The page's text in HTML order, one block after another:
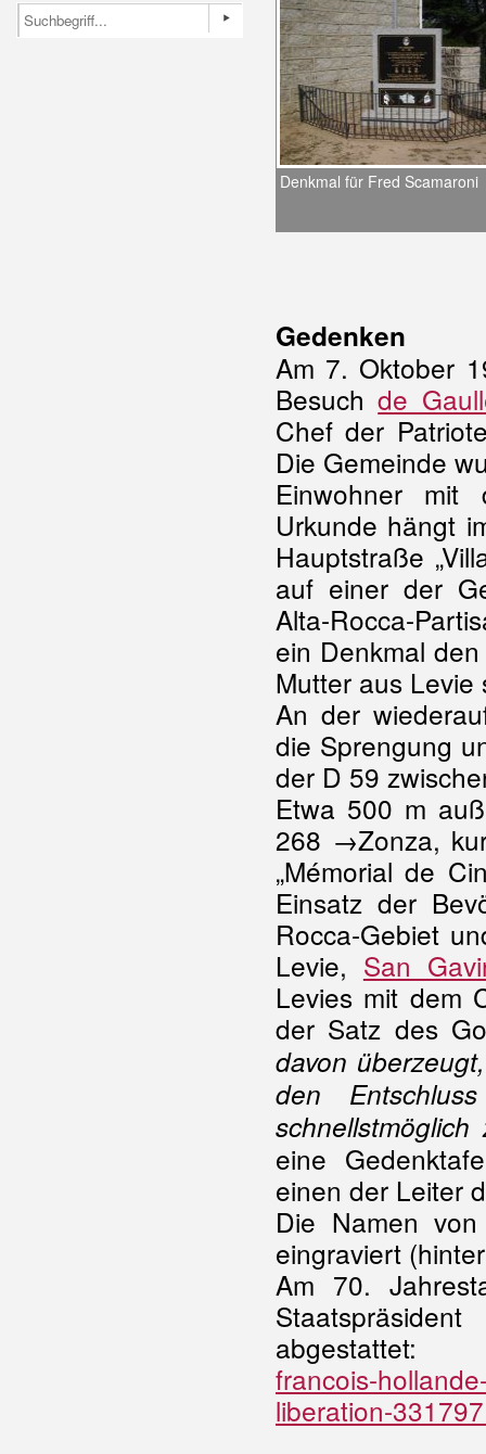
Denkmal für Fred Scamaroni
Gedenken
Am 7. Oktober
Besuchde
Chef der
Die Gemeinde
Einwohner mit
Urkunde hängt
Hauptstraße
auf einer der
Alta-Rocca-
ein Denkmal
Mutter aus Levie
An der
die Sprengung
der D 59
Etwa 500 m
268 →Zonza,
„Mémorial de
Einsatz der
Rocca-Gebiet
Levie, San
Levies mit dem
der Satz des
davon
den
schnellstmöglich
eine
einen der Leiter
Die Namen
eingraviert
Am 70.
francois-
liberation-